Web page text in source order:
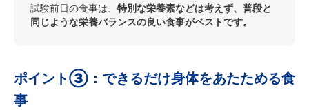
試験前日の食事は、 特別な栄養素などは考えず、普段と
同じような栄養バランスの良い食事がベストです。
ポイント③：できるだけ身体をあたためる食
事